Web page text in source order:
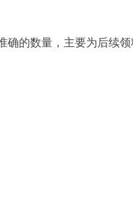
的数量，主要为后续